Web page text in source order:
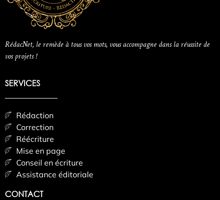
RédacNet, le remède à tous vos mots, vous accompagne dans la réussite de
vos projets !
SERVICES
Rédaction
Correction
Réécriture
Mise en page
Conseil en écriture
Assistance éditoriale
CONTACT